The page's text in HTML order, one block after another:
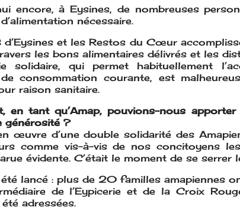
encore, à Eysines, de nombreuses
nécessaire.
d’Eysines et les Restos du Cœur
les bons alimentaires délivrés et les
solidaire, qui permet habituellement
consommation courante, est
raison sanitaire.
en tant qu’Amap, pouvions-nous
générosité ?
œuvre d’une double solidarité des
comme vis-à-vis de nos concitoyens
évidente. C’était le moment de se serrer
été lancé : plus de 20 familles amapiennes
de l’Eypicerie et de la Croix
adressées.